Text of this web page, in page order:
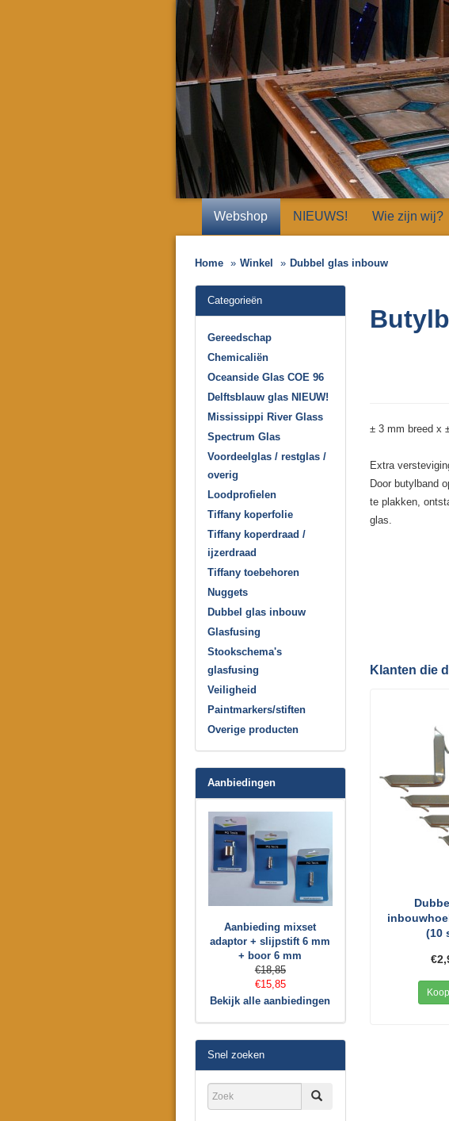
Webshop NIEUWS! Wie zijn wij?
Home Winkel Dubbel glas inbouw
± 3 mm breed x
Extra
Door butylband
te plakken,
glas.
Klanten die
(10
Categorieën
Gereedschap
Chemicaliën
Oceanside Glas COE 96
Delftsblauw glas NIEUW!
Mississippi River Glass
Spectrum Glas
Voordeelglas / restglas /
overig
Loodprofielen
Tiffany koperfolie
Tiffany koperdraad /
ijzerdraad
Tiffany toebehoren
Nuggets
Dubbel glas inbouw
Glasfusing
Stookschema's
glasfusing
Veiligheid
Paintmarkers/stiften
Overige producten
Aanbiedingen
Aanbieding mixset
adaptor + slijpstift 6 mm
+ boor 6 mm
€18,85
€15,85
Bekijk alle aanbiedingen
Snel zoeken